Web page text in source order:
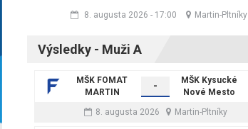
8. augusta 2026 - 17:00 Martin-Pltníky
Výsledky - Muži A
MŠK FOMAT
MARTIN
-
MŠK Kysucké
Nové Mesto
8. augusta 2026
Martin-Pltníky